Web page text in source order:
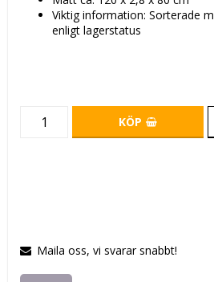
Viktig information: Sorterade
enligt lagerstatus
KÖP
Maila oss, vi svarar snabbt!